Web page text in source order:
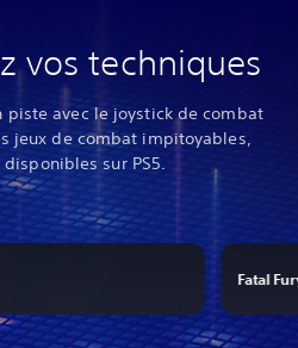
vos techniques
piste avec le joystick de combat
jeux de combat impitoyables,
sur PS5.
Fatal